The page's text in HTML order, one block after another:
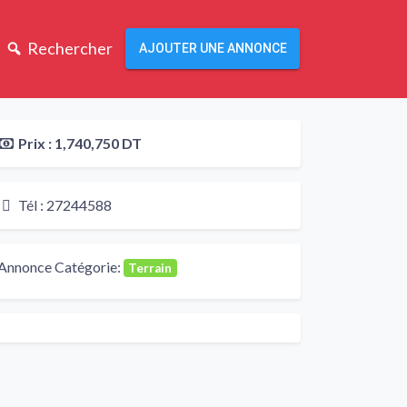
Rechercher AJOUTER UNE ANNONCE
Prix : 1,740,750 DT
Tél : 27244588
Catégorie: Terrain